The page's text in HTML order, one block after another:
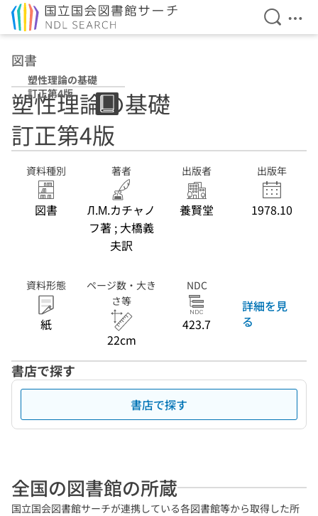
検索を
メ
図書
塑性理論の基礎
訂正第4版
塑性理論の基礎
訂正第4版
資料種別
図書
著者
Л.М.カチャノ
フ著 ; 大橋義
夫訳
出版者
養賢堂
出版年
1978.10
資料形態
紙
ページ数・大き
さ等
22cm
NDC
423.7
詳細を見
る
書店で探す
書店で探す
全国の図書館の所蔵
国立国会図書館サーチが連携している各図書館等から取得した所